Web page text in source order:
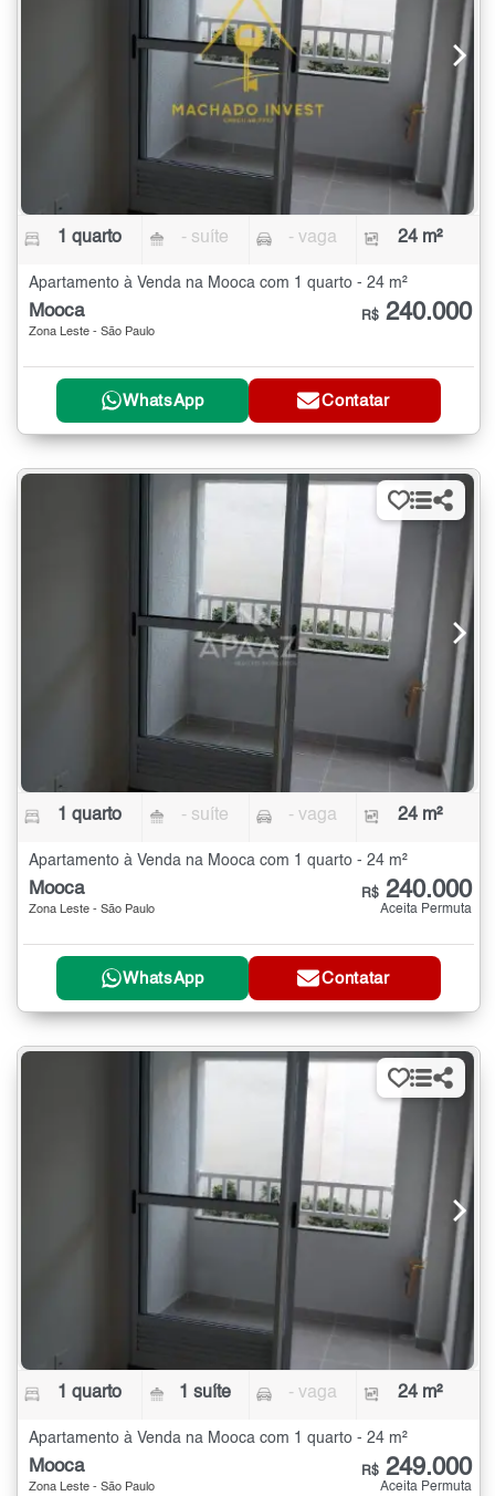
1 quarto - suíte - vaga 24 m²
Apartamento à Venda na Mooca com 1 quarto - 24 m²
Mooca
Zona Leste - São Paulo
R$ 240.000
WhatsApp Contatar
1 quarto - suíte - vaga 24 m²
Apartamento à Venda na Mooca com 1 quarto - 24 m²
Mooca
Zona Leste - São Paulo
R$ 240.000
Aceita Permuta
WhatsApp Contatar
1 quarto 1 suíte - vaga 24 m²
Apartamento à Venda na Mooca com 1 quarto - 24 m²
Mooca
Zona Leste - São Paulo
R$ 249.000
Aceita Permuta